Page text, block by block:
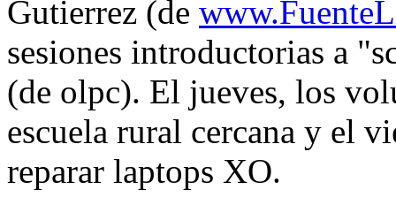
Gutierrez (de
sesiones introductorias a
(de olpc). El jueves, los
escuela rural cercana y el
reparar laptops XO.